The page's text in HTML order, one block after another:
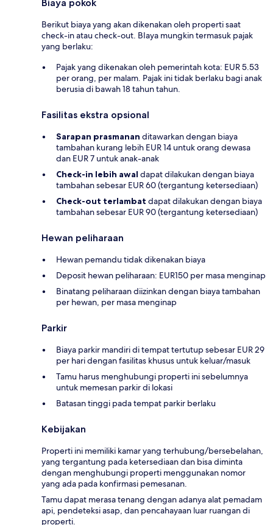
Biaya pokok
Berikut biaya yang akan dikenakan oleh properti saat
check-in atau check-out. BIaya mungkin termasuk pajak
yang berlaku:
Pajak yang dikenakan oleh pemerintah kota: EUR 5.53
per orang, per malam. Pajak ini tidak berlaku bagi anak
berusia di bawah 18 tahun tahun.
Fasilitas ekstra opsional
Sarapan prasmanan ditawarkan dengan biaya
tambahan kurang lebih EUR 14 untuk orang dewasa
dan EUR 7 untuk anak-anak
Check-in lebih awal dapat dilakukan dengan biaya
tambahan sebesar EUR 60 (tergantung ketersediaan)
Check-out terlambat dapat dilakukan dengan biaya
tambahan sebesar EUR 90 (tergantung ketersediaan)
Hewan peliharaan
Hewan pemandu tidak dikenakan biaya
Deposit hewan peliharaan: EUR150 per masa menginap
Binatang peliharaan diizinkan dengan biaya tambahan
per hewan, per masa menginap
Parkir
Biaya parkir mandiri di tempat tertutup sebesar EUR 29
per hari dengan fasilitas khusus untuk keluar/masuk
Tamu harus menghubungi properti ini sebelumnya
untuk memesan parkir di lokasi
Batasan tinggi pada tempat parkir berlaku
Kebijakan
Properti ini memiliki kamar yang terhubung/bersebelahan,
yang tergantung pada ketersediaan dan bisa diminta
dengan menghubungi properti menggunakan nomor
yang ada pada konfirmasi pemesanan.
Tamu dapat merasa tenang dengan adanya alat pemadam
api, pendeteksi asap, dan pencahayaan luar ruangan di
properti.